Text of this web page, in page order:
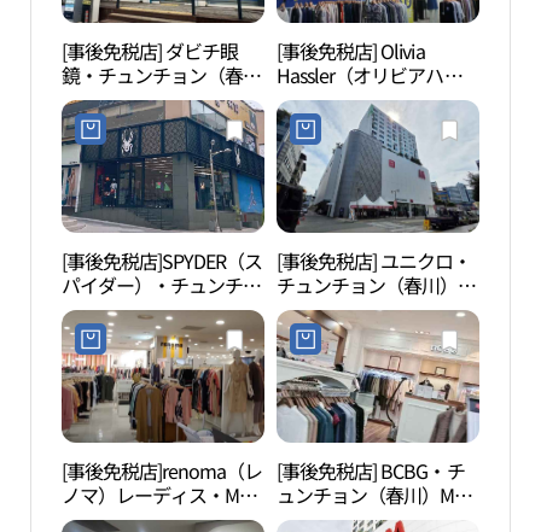
[事後免税店] ダビチ眼
鏡・チュンチョン（春
川）店(다비치안경 춘천
점)
[事後免税店] Olivia
Hassler（オリビアハス
ラー）・チュンチョンミ
ョンドン（春川明洞）店
(올리비아하슬러 춘천명
동점)
[事後免税店]SPYDER（ス
パイダー）・チュンチョ
ン（春川）店(스파이더
춘천점)
[事後免税店] ユニクロ・
チュンチョン（春川）M
百貨店(유니클로 엠백화
점 춘천점)
[事後免税店]renoma（レ
ノマ）レーディス・M百
貨店チュンチョン（春
[事後免税店] BCBG・チ
ュンチョン（春川）M百
貨店(BCBG 엠백화점 춘